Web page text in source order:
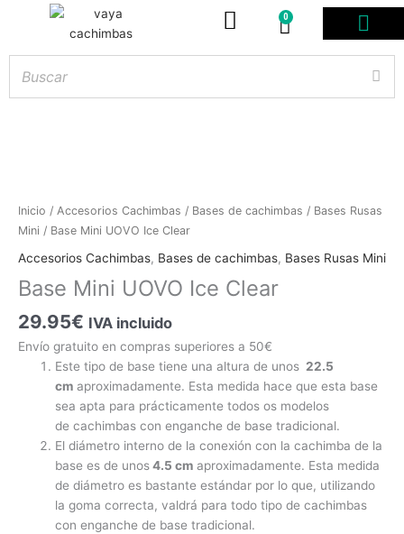
0
Carrito
Inicio / Accesorios Cachimbas / Bases de cachimbas / Bases Rusas
Mini / Base Mini UOVO Ice Clear
Accesorios Cachimbas, Bases de cachimbas, Bases Rusas Mini
Base Mini UOVO Ice Clear
29.95€ IVA incluido
Envío gratuito en compras superiores a 50€
Este tipo de base tiene una altura de unos 22.5
cm aproximadamente. Esta medida hace que esta base
sea apta para prácticamente todos os modelos
de cachimbas con enganche de base tradicional.
El diámetro interno de la conexión con la cachimba de la
base es de unos4.5 cm aproximadamente. Esta medida
de diámetro es bastante estándar por lo que, utilizando
la goma correcta, valdrá para todo tipo de cachimbas
con enganche de base tradicional.
Base
Mini
Clear